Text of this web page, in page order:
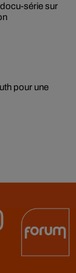
série sur
pour une